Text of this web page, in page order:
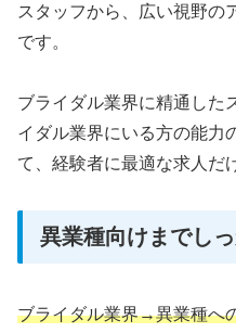
スタッフから、広い視野の
です。
ブライダル業界に精通した
イダル業界にいる方の能力
て、経験者に最適な求人だ
異業種向けまでし
ブライダル業界→異業種へ